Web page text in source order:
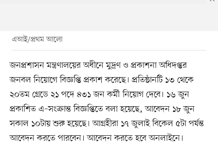
এআই/প্রথম আলো
জনপ্রশাসন মন্ত্রণালয়ের অধীনে মুদ্রণ ও প্রকাশনা অধিদপ্তর
জনবল নিয়োগে বিজ্ঞপ্তি প্রকাশ করেছে। প্রতিষ্ঠানটি ১৩ থেকে
২০তম গ্রেডে ২১ পদে ৪৩১ জন কর্মী নিয়োগ দেবে। ১৬ জুন
প্রকাশিত এ–সংক্রান্ত বিজ্ঞপ্তিতে বলা হয়েছে, আবেদন ১৮ জুন
সকাল ১০টায় শুরু হয়েছে। আগ্রহীরা ১৭ জুলাই বিকেল ৫টা পর্যন্ত
আবেদন করতে পারবেন। আবেদন করতে হবে অনলাইনে।